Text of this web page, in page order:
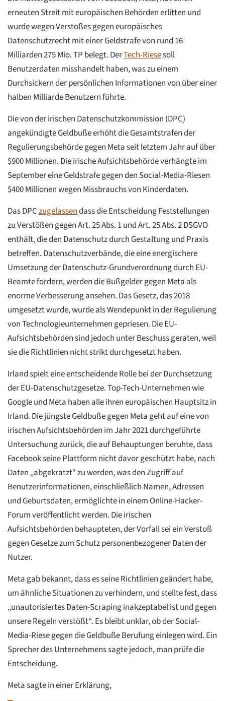
erneuten Streit mit europäischen Behörden erlitten und
wurde wegen Verstoßes gegen europäisches
Datenschutzrecht mit einer Geldstrafe von rund 16
Milliarden 275 Mio. TP belegt. DerTech-Riesesoll
Benutzerdaten misshandelt haben, was zu einem
Durchsickern der persönlichen Informationen von über einer
halben Milliarde Benutzern führte.
Die von der irischen Datenschutzkommission (DPC)
angekündigte Geldbuße erhöht die Gesamtstrafen der
Regulierungsbehörde gegen Meta seit letztem Jahr auf über
$900 Millionen. Die irische Aufsichtsbehörde verhängte im
September eine Geldstrafe gegen den Social-Media-Riesen
$400 Millionen wegen Missbrauchs von Kinderdaten.
Das DPCzugelassendass die Entscheidung Feststellungen
zu Verstößen gegen Art. 25 Abs. 1 und Art. 25 Abs. 2 DSGVO
enthält, die den Datenschutz durch Gestaltung und Praxis
betreffen. Datenschutzverbände, die eine energischere
Umsetzung der Datenschutz-Grundverordnung durch EU-
Beamte fordern, werden die Bußgelder gegen Meta als
enorme Verbesserung ansehen. Das Gesetz, das 2018
umgesetzt wurde, wurde als Wendepunkt in der Regulierung
von Technologieunternehmen gepriesen. Die EU-
Aufsichtsbehörden sind jedoch unter Beschuss geraten, weil
sie die Richtlinien nicht strikt durchgesetzt haben.
Irland spielt eine entscheidende Rolle bei der Durchsetzung
der EU-Datenschutzgesetze. Top-Tech-Unternehmen wie
Google und Meta haben alle ihren europäischen Hauptsitz in
Irland. Die jüngste Geldbuße gegen Meta geht auf eine von
irischen Aufsichtsbehörden im Jahr 2021 durchgeführte
Untersuchung zurück, die auf Behauptungen beruhte, dass
Facebook seine Plattform nicht davor geschützt habe, nach
Daten „abgekratzt“ zu werden, was den Zugriff auf
Benutzerinformationen, einschließlich Namen, Adressen
und Geburtsdaten, ermöglichte in einem Online-Hacker-
Forum veröffentlicht werden. Die irischen
Aufsichtsbehörden behaupteten, der Vorfall sei ein Verstoß
gegen Gesetze zum Schutz personenbezogener Daten der
Nutzer.
Meta gab bekannt, dass es seine Richtlinien geändert habe,
um ähnliche Situationen zu verhindern, und stellte fest, dass
„unautorisiertes Daten-Scraping inakzeptabel ist und gegen
unsere Regeln verstößt“. Es bleibt unklar, ob der Social-
Media-Riese gegen die Geldbuße Berufung einlegen wird. Ein
Sprecher des Unternehmens sagte jedoch, man prüfe die
Entscheidung.
Meta sagte in einer Erklärung,